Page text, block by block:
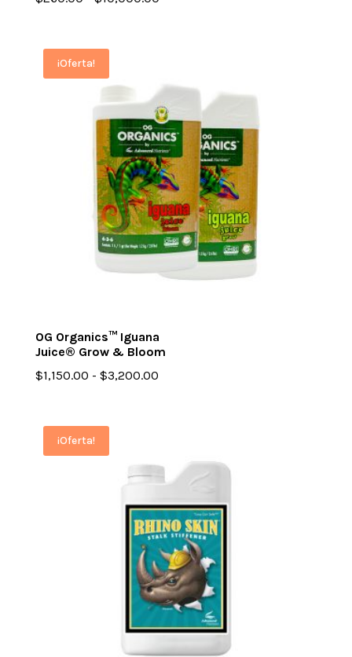
hasta
$10,000.00
¡Oferta!
OG Organics™ Iguana
Juice® Grow & Bloom
$1,150.00 - $3,200.00Rango
hasta
¡Oferta!